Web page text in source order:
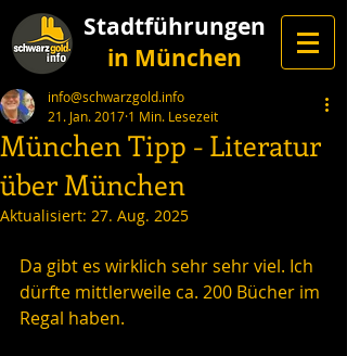
Stadtführungen
in München
München Tipp - Literatur
über München
info@schwarzgold.info
21. Jan. 2017 1 Min. Lesezeit
Aktualisiert: 27. Aug. 2025
Da gibt es wirklich sehr sehr viel. Ich
dürfte mittlerweile ca. 200 Bücher im
Regal haben.